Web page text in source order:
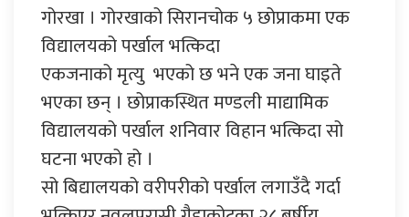
गोरखा । गोरखाको सिरानचोक ५ छोप्राकमा एक
विद्यालयको पर्खाल भत्किदा
एकजनाको मृत्यु भएको छ भने एक जना घाइते
भएका छन् । छोप्राकस्थित मण्डली माद्यामिक
विद्यालयको पर्खाल शनिवार विहान भत्किदा सो
घटना भएको हो ।
सो बिद्यालयको वरीपरीको पर्खाल लगाउँदै गर्दा